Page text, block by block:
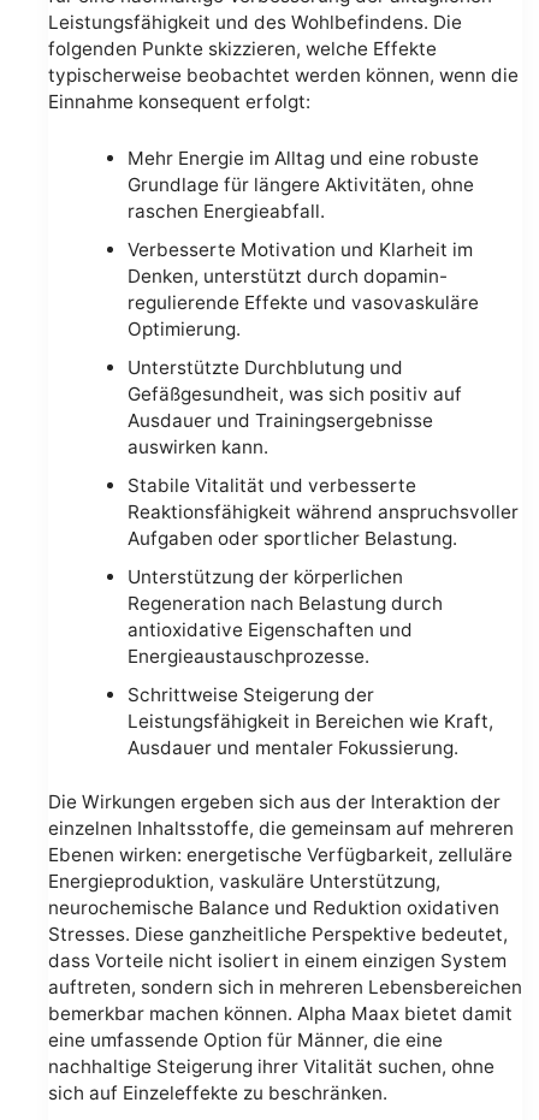
Leistungsfähigkeit und des Wohlbefindens. Die
folgenden Punkte skizzieren, welche Effekte
typischerweise beobachtet werden können, wenn die
Einnahme konsequent erfolgt:
Mehr Energie im Alltag und eine robuste
Grundlage für längere Aktivitäten, ohne
raschen Energieabfall.
Verbesserte Motivation und Klarheit im
Denken, unterstützt durch dopamin-
regulierende Effekte und vasovaskuläre
Optimierung.
Unterstützte Durchblutung und
Gefäßgesundheit, was sich positiv auf
Ausdauer und Trainingsergebnisse
auswirken kann.
Stabile Vitalität und verbesserte
Reaktionsfähigkeit während anspruchsvoller
Aufgaben oder sportlicher Belastung.
Unterstützung der körperlichen
Regeneration nach Belastung durch
antioxidative Eigenschaften und
Energieaustauschprozesse.
Schrittweise Steigerung der
Leistungsfähigkeit in Bereichen wie Kraft,
Ausdauer und mentaler Fokussierung.
Die Wirkungen ergeben sich aus der Interaktion der
einzelnen Inhaltsstoffe, die gemeinsam auf mehreren
Ebenen wirken: energetische Verfügbarkeit, zelluläre
Energieproduktion, vaskuläre Unterstützung,
neurochemische Balance und Reduktion oxidativen
Stresses. Diese ganzheitliche Perspektive bedeutet,
dass Vorteile nicht isoliert in einem einzigen System
auftreten, sondern sich in mehreren Lebensbereichen
bemerkbar machen können. Alpha Maax bietet damit
eine umfassende Option für Männer, die eine
nachhaltige Steigerung ihrer Vitalität suchen, ohne
sich auf Einzeleffekte zu beschränken.